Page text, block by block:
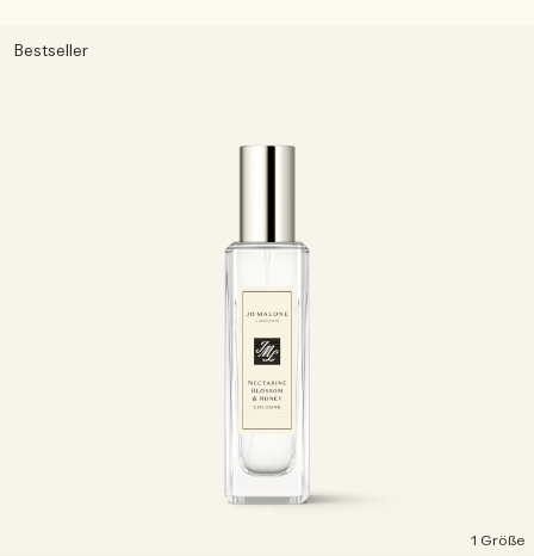
Bestseller
1 Größe